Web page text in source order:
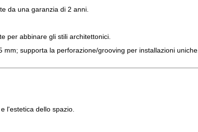
da una garanzia di 2 anni.
per abbinare gli stili architettonici.
supporta la perforazione/grooving per installazioni uniche.
l'estetica dello spazio.